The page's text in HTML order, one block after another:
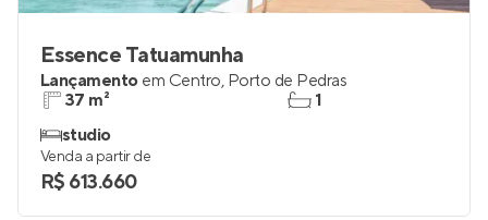
Essence Tatuamunha
Lançamento em Centro, Porto de Pedras
37 m²
studio
1
Venda a partir de
R$ 613.660